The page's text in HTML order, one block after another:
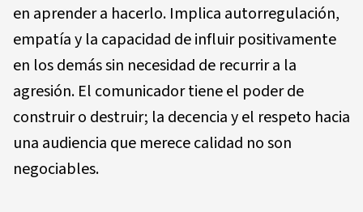
en aprender a hacerlo. Implica autorregulación,
empatía y la capacidad de influir positivamente
en los demás sin necesidad de recurrir a la
agresión. El comunicador tiene el poder de
construir o destruir; la decencia y el respeto hacia
una audiencia que merece calidad no son
negociables.